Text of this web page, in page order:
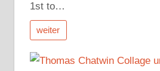
1st to…
weiter